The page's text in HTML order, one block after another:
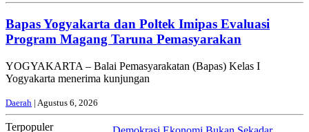
Bapas Yogyakarta dan Poltek Imipas Evaluasi
Program Magang Taruna Pemasyarakan
YOGYAKARTA – Balai Pemasyarakatan (Bapas) Kelas I
Yogyakarta menerima kunjungan
Daerah | Agustus 6, 2026
Terpopuler